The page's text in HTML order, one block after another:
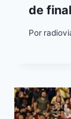
de
Por